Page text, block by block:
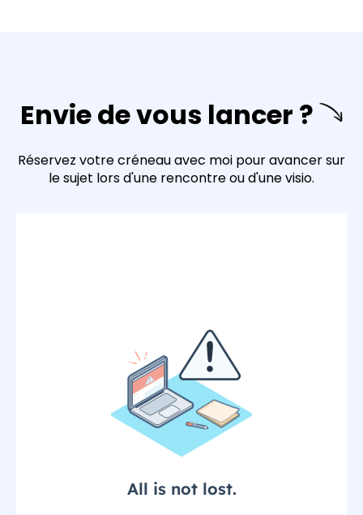
Envie de vous lancer ?
Réservez votre créneau avec moi pour avancer sur
le sujet lors d'une rencontre ou d'une visio.